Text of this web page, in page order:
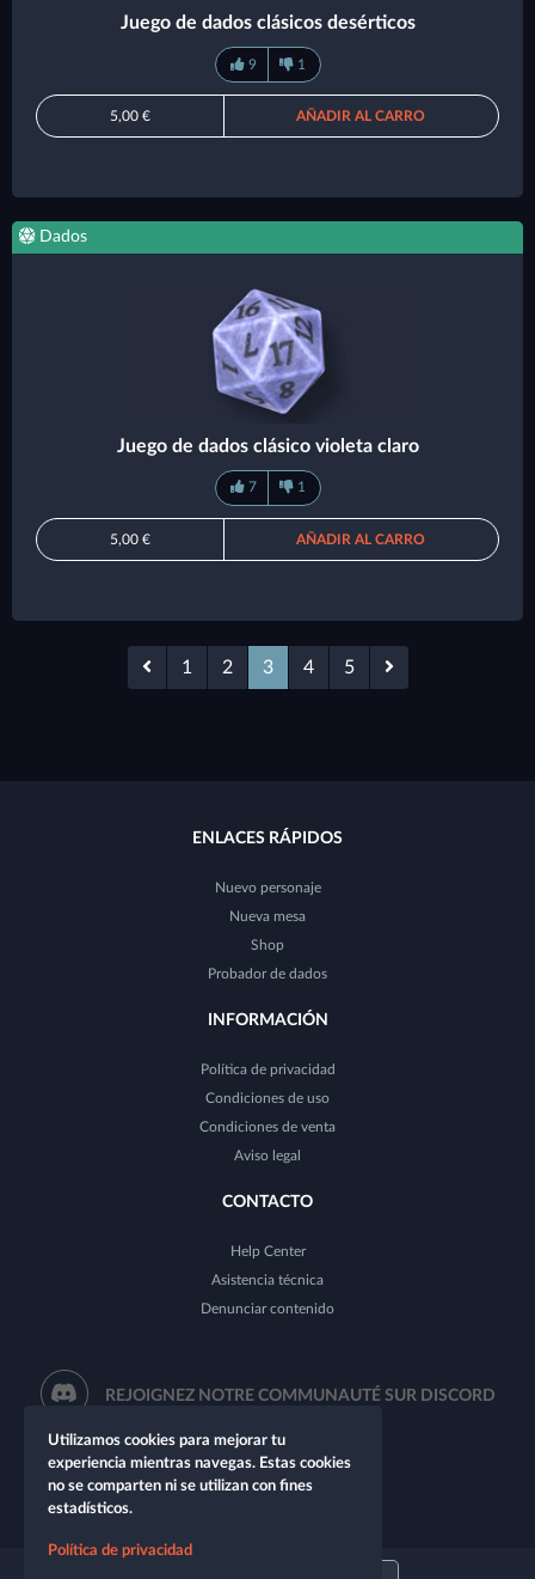
Juego de dados clásicos desérticos
9 1
5,00 € AÑADIR AL CARRO
Dados
Juego de dados clásico violeta claro
7 1
5,00 € AÑADIR AL CARRO
1 2 3 4 5
ENLACES RÁPIDOS
Nuevo personaje
Nueva mesa
Shop
Probador de dados
INFORMACIÓN
Política de privacidad
Condiciones de uso
Condiciones de venta
Aviso legal
CONTACTO
Help Center
Asistencia técnica
Denunciar contenido
REJOIGNEZ NOTRE COMMUNAUTÉ SUR DISCORD
Utilizamos cookies para mejorar tu
experiencia mientras navegas. Estas cookies
no se comparten ni se utilizan con fines
estadísticos.
Política de privacidad